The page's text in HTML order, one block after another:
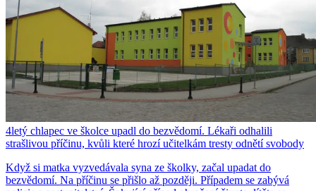
4letý chlapec ve školce upadl do bezvědomí. Lékaři odhalili
strašlivou příčinu, kvůli které hrozí učitelkám tresty odnětí svobody
Když si matka vyzvedávala syna ze školky, začal upadat do
bezvědomí. Na příčinu se přišlo až později. Případem se zabývá